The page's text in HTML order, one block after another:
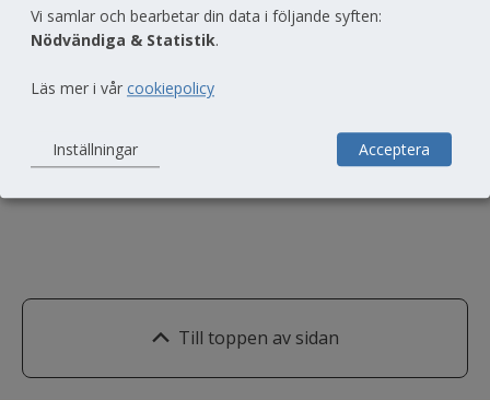
kulturinstitut, föreningar, universitet och framför allt
skolor deltar.
Dela
Till toppen av sidan
Vi samlar och bearbetar din data i följande syften:
Nödvändiga & Statistik.
Läs mer i vår cookiepolicy
Inställningar Acceptera